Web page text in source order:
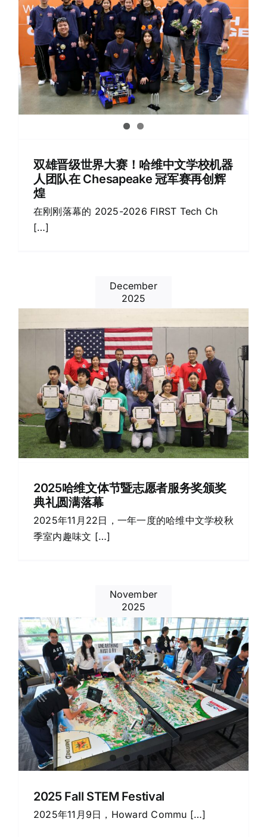
双雄晋级世界大赛！哈维中文学校机器
人团队在 Chesapeake 冠军赛再创辉
煌
在刚刚落幕的 2025-2026 FIRST Tech Ch
[…]
December
2025
2025哈维文体节暨志愿者服务奖颁奖
典礼圆满落幕
2025年11月22日，一年一度的哈维中文学校秋
季室内趣味文 […]
November
2025
2025 Fall STEM Festival
2025年11月9日，Howard Commu […]